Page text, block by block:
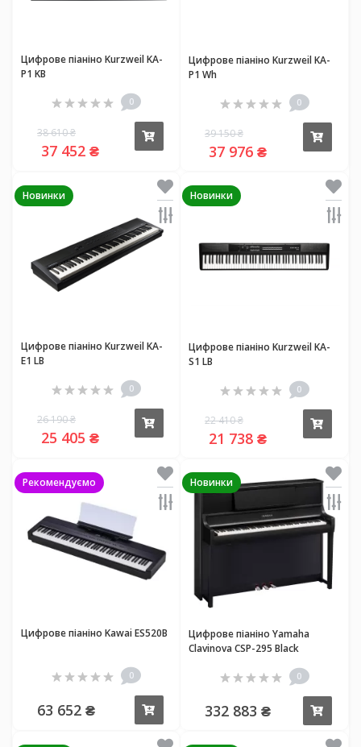
Цифрове піаніно Kurzweil KA-
P1 KB
0
38 610 ₴
37 452 ₴
Цифрове піаніно Kurzweil KA-
P1 Wh
0
39 150 ₴
37 976 ₴
Новинки
Цифрове піаніно Kurzweil KA-
E1 LB
0
26 190 ₴
25 405 ₴
Новинки
Цифрове піаніно Kurzweil KA-
S1 LB
0
22 410 ₴
21 738 ₴
Рекомендуємо
Цифрове піаніно Kawai ES520B
0
63 652 ₴
Новинки
Цифрове піаніно Yamaha
Clavinova CSP-295 Black
0
332 883 ₴